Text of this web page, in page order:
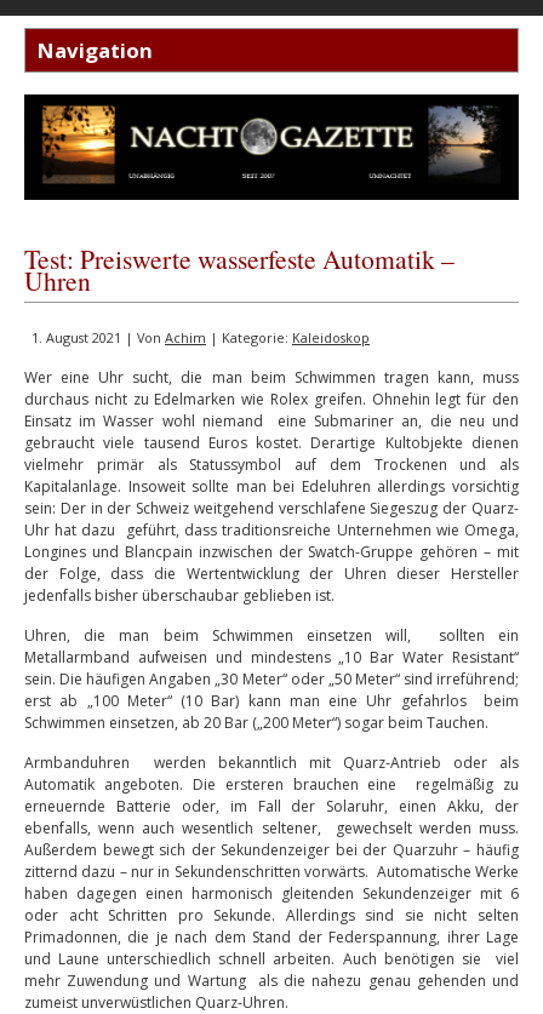
Test: Preiswerte wasserfeste Automatik –
Uhren
1. August 2021 | Von Achim | Kategorie: Kaleidoskop
Wer eine Uhr sucht, die man beim Schwimmen tragen kann, muss
durchaus nicht zu Edelmarken wie Rolex greifen. Ohnehin legt für den
Einsatz im Wasser wohl niemand eine Submariner an, die neu und
gebraucht viele tausend Euros kostet. Derartige Kultobjekte dienen
vielmehr primär als Statussymbol auf dem Trockenen und als
Kapitalanlage. Insoweit sollte man bei Edeluhren allerdings vorsichtig
sein: Der in der Schweiz weitgehend verschlafene Siegeszug der Quarz-
Uhr hat dazu geführt, dass traditionsreiche Unternehmen wie Omega,
Longines und Blancpain inzwischen der Swatch-Gruppe gehören – mit
der Folge, dass die Wertentwicklung der Uhren dieser Hersteller
jedenfalls bisher überschaubar geblieben ist.
Uhren, die man beim Schwimmen einsetzen will, sollten ein
Metallarmband aufweisen und mindestens „10 Bar Water Resistant“
sein. Die häufigen Angaben „30 Meter“ oder „50 Meter“ sind irreführend;
erst ab „100 Meter“ (10 Bar) kann man eine Uhr gefahrlos beim
Schwimmen einsetzen, ab 20 Bar („200 Meter“) sogar beim Tauchen.
Armbanduhren werden bekanntlich mit Quarz-Antrieb oder als
Automatik angeboten. Die ersteren brauchen eine regelmäßig zu
erneuernde Batterie oder, im Fall der Solaruhr, einen Akku, der
ebenfalls, wenn auch wesentlich seltener, gewechselt werden muss.
Außerdem bewegt sich der Sekundenzeiger bei der Quarzuhr – häufig
zitternd dazu – nur in Sekundenschritten vorwärts. Automatische Werke
haben dagegen einen harmonisch gleitenden Sekundenzeiger mit 6
oder acht Schritten pro Sekunde. Allerdings sind sie nicht selten
Primadonnen, die je nach dem Stand der Federspannung, ihrer Lage
und Laune unterschiedlich schnell arbeiten. Auch benötigen sie viel
mehr Zuwendung und Wartung als die nahezu genau gehenden und
zumeist unverwüstlichen Quarz-Uhren.